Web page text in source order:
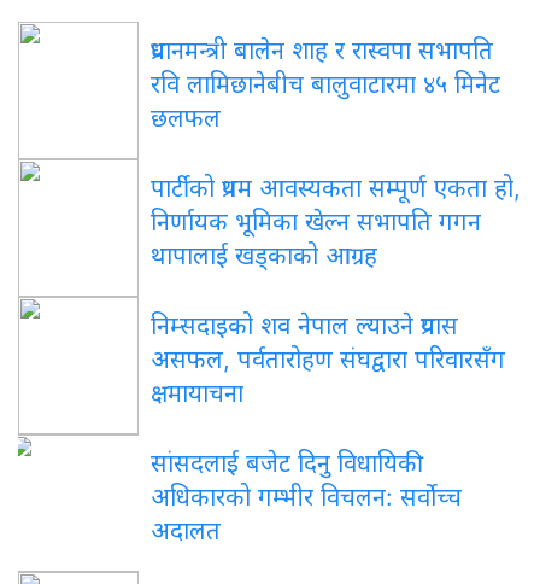
प्रधानमन्त्री बालेन शाह र रास्वपा सभापति
रवि लामिछानेबीच बालुवाटारमा ४५ मिनेट
छलफल
पार्टीको प्रथम आवस्यकता सम्पूर्ण एकता हो,
निर्णायक भूमिका खेल्न सभापति गगन
थापालाई खड्काको आग्रह
निम्सदाइको शव नेपाल ल्याउने प्रयास
असफल, पर्वतारोहण संघद्वारा परिवारसँग
क्षमायाचना
सांसदलाई बजेट दिनु विधायिकी
अधिकारको गम्भीर विचलन: सर्वोच्च
अदालत